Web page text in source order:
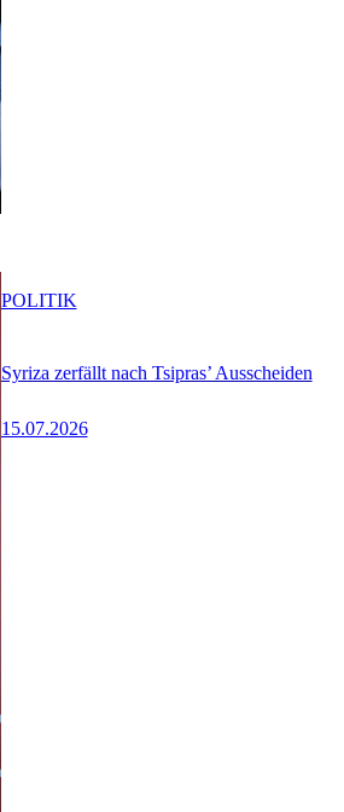
Syriza zerfällt nach Tsipras’ Ausscheiden
15.07.2026
POLITIK